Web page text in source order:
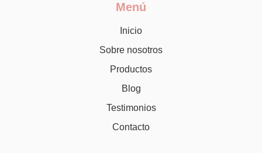
Menú
Inicio
Sobre nosotros
Productos
Blog
Testimonios
Contacto